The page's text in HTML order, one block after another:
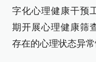
字化心理健康干预
期开展心理健康筛
存在的心理状态异常